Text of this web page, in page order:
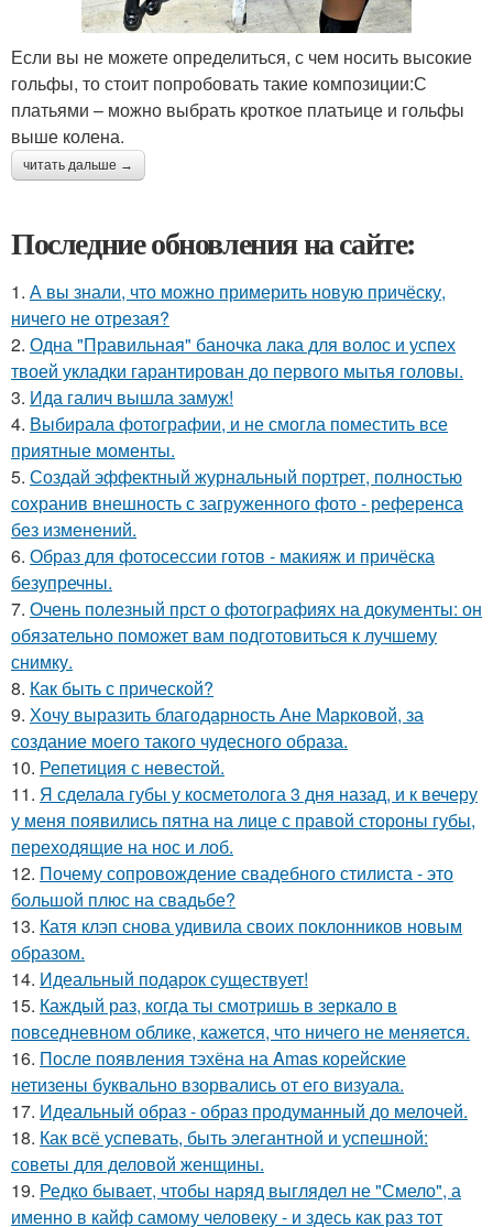
Если вы не можете определиться, с чем носить высокие
гольфы, то стоит попробовать такие композиции:С
платьями – можно выбрать кроткое платьице и гольфы
выше колена.
читать дальше →
Последние обновления на сайте:
1. А вы знали, что можно примерить новую причёску,
ничего не отрезая?
2. Одна "Правильная" баночка лака для волос и успех
твоей укладки гарантирован до первого мытья головы.
3. Ида галич вышла замуж!
4. Выбирала фотографии, и не смогла поместить все
приятные моменты.
5. Создай эффектный журнальный портрет, полностью
сохранив внешность с загруженного фото - референса
без изменений.
6. Образ для фотосессии готов - макияж и причёска
безупречны.
7. Очень полезный прст о фотографиях на документы: он
обязательно поможет вам подготовиться к лучшему
снимку.
8. Как быть с прической?
9. Хочу выразить благодарность Ане Марковой, за
создание моего такого чудесного образа.
10. Репетиция с невестой.
11. Я сделала губы у косметолога 3 дня назад, и к вечеру
у меня появились пятна на лице с правой стороны губы,
переходящие на нос и лоб.
12. Почему сопровождение свадебного стилиста - это
большой плюс на свадьбе?
13. Катя клэп снова удивила своих поклонников новым
образом.
14. Идеальный подарок существует!
15. Каждый раз, когда ты смотришь в зеркало в
повседневном облике, кажется, что ничего не меняется.
16. После появления тэхёна на Amas корейские
нетизены буквально взорвались от его визуала.
17. Идеальный образ - образ продуманный до мелочей.
18. Как всё успевать, быть элегантной и успешной:
советы для деловой женщины.
19. Редко бывает, чтобы наряд выглядел не "Смело", а
именно в кайф самому человеку - и здесь как раз тот